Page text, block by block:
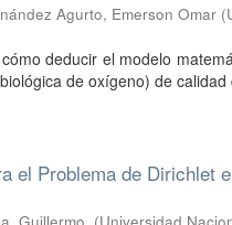
Agurto, Emerson Omar (
deducir el modelo
de oxígeno) de
el Problema de Dirichlet
Guillermo. (Universidad